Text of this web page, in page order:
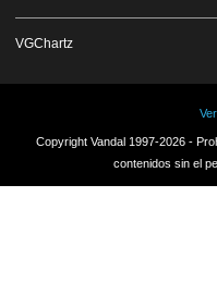
VGChartz
Copyright Vandal 1997-2026 -
contenidos sin el